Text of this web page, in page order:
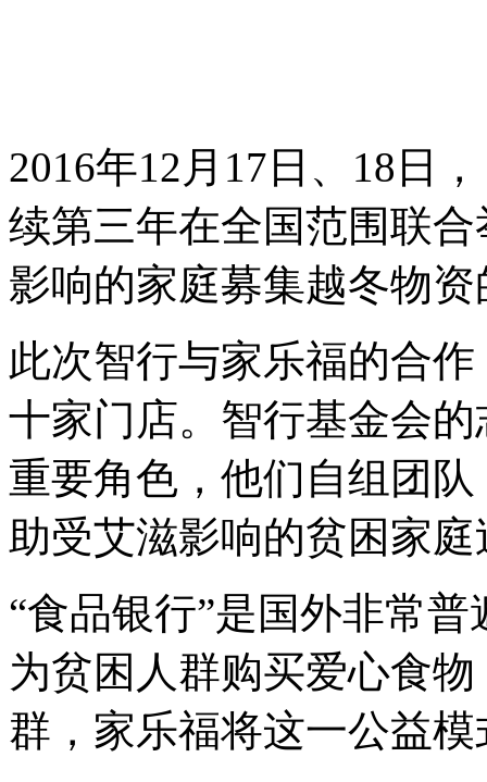
2016年12月17日、18日
续第三年在全国范围联
影响的家庭募集越冬物
此次智行与家乐福的合
十家门店。智行基金会
重要角色，他们自组团
助受艾滋影响的贫困家庭
“食品银行”是国外非常
为贫困人群购买爱心食
群，家乐福将这一公益